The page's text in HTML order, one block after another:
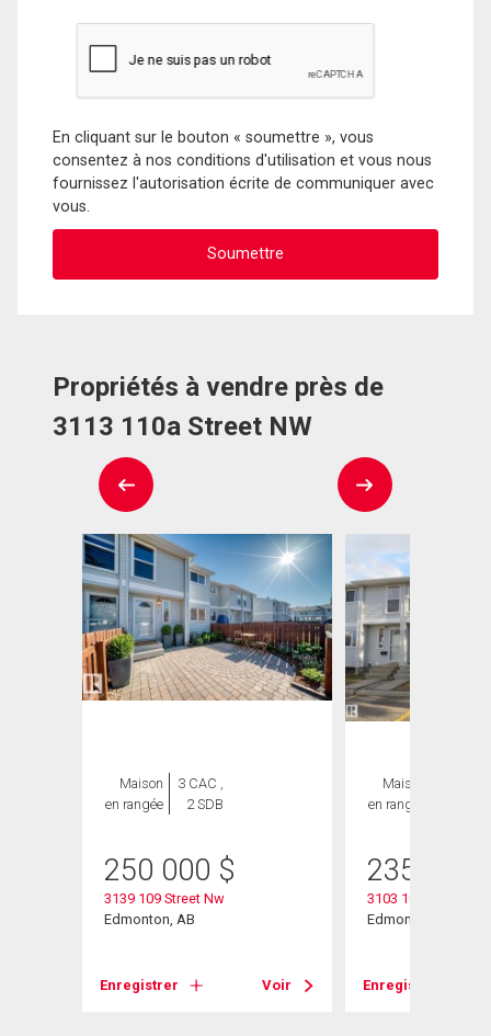
En cliquant sur le bouton « soumettre », vous
consentez à nos conditions d'utilisation et vous nous
fournissez l'autorisation écrite de communiquer avec
vous.
Propriétés à vendre près de
3113 110a Street NW
Maison
en rangée
3 CAC ,
2 SDB
250 000 $
3139 109 Street Nw
Edmonton, AB
Enregistrer Voir
Maison
en rangée
235 000
3103 109 Street
Edmonton, AB
Enregistrer